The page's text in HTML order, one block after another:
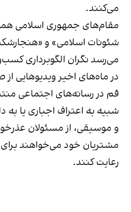
می‌کنند.
مقام‌های جمهوری اسلامی
شئونات اسلامی» و
می‌رسد نگران الگوبرداری
در ماه‌های اخیر ویدیوهایی
قم در رسانه‌های اجتماعی
شبیه به اعتراف اجباری یا
و موسیقی، از مسئولان
مشتریان خود می‌خواهند
رعایت کنند.